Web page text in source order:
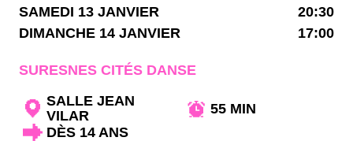
SAMEDI 13 JANVIER
20:30
DIMANCHE 14 JANVIER
17:00
SURESNES CITÉS DANSE
SALLE JEAN
VILAR
55 MIN
DÈS 14 ANS